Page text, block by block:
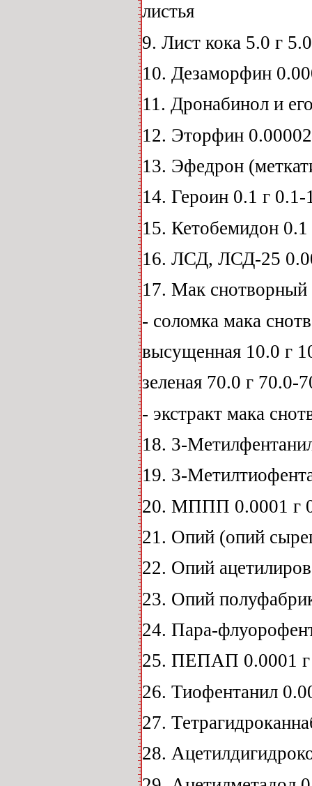
листья
9. Лист кока 5.0 г
10. Дезаморфин
11. Дронабинол и
12. Эторфин
13. Эфедрон
14. Героин 0.1 г 0.1-
15. Кетобемидон 0.1
16. ЛСД, ЛСД-25
17. Мак снотворный
- соломка мака
высущенная 10.0 г
зеленая 70.0 г 70.0-
- экстракт мака
18. 3-
19. 3-
20. МППП 0.0001 г
21. Опий (опий
22. Опий
23. Опий
24. Пара-
25. ПЕПАП 0.0001 г
26. Тиофентанил
27.
28.